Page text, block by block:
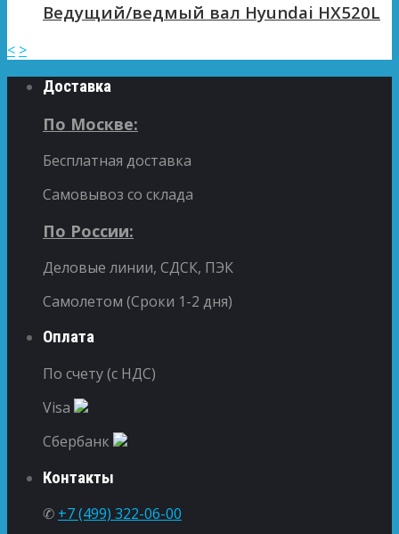
Ведущий/ведмый вал Hyundai HX520L
< >
Доставка
По Москве:
Бесплатная доставка
Самовывоз со склада
По России:
Деловые линии, СДСК, ПЭК
Самолетом (Сроки 1-2 дня)
Оплата
По счету (с НДС)
Visa
Сбербанк
Контакты
✆ +7 (499) 322-06-00